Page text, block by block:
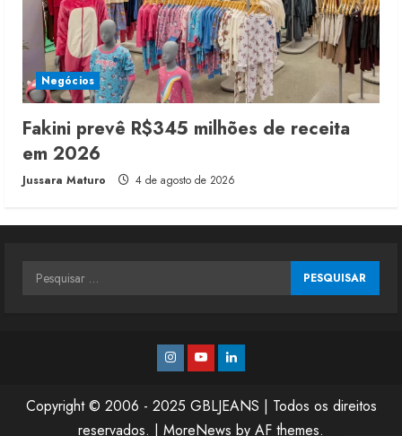
Negócios
Fakini prevê R$345 milhões de receita
em 2026
Jussara Maturo 4 de agosto de 2026
Pesquisar
Instagram
YoutubeLinkedin
Copyright © 2006 - 2025 GBLJEANS | Todos os direitos
reservados. | MoreNews by AF themes.